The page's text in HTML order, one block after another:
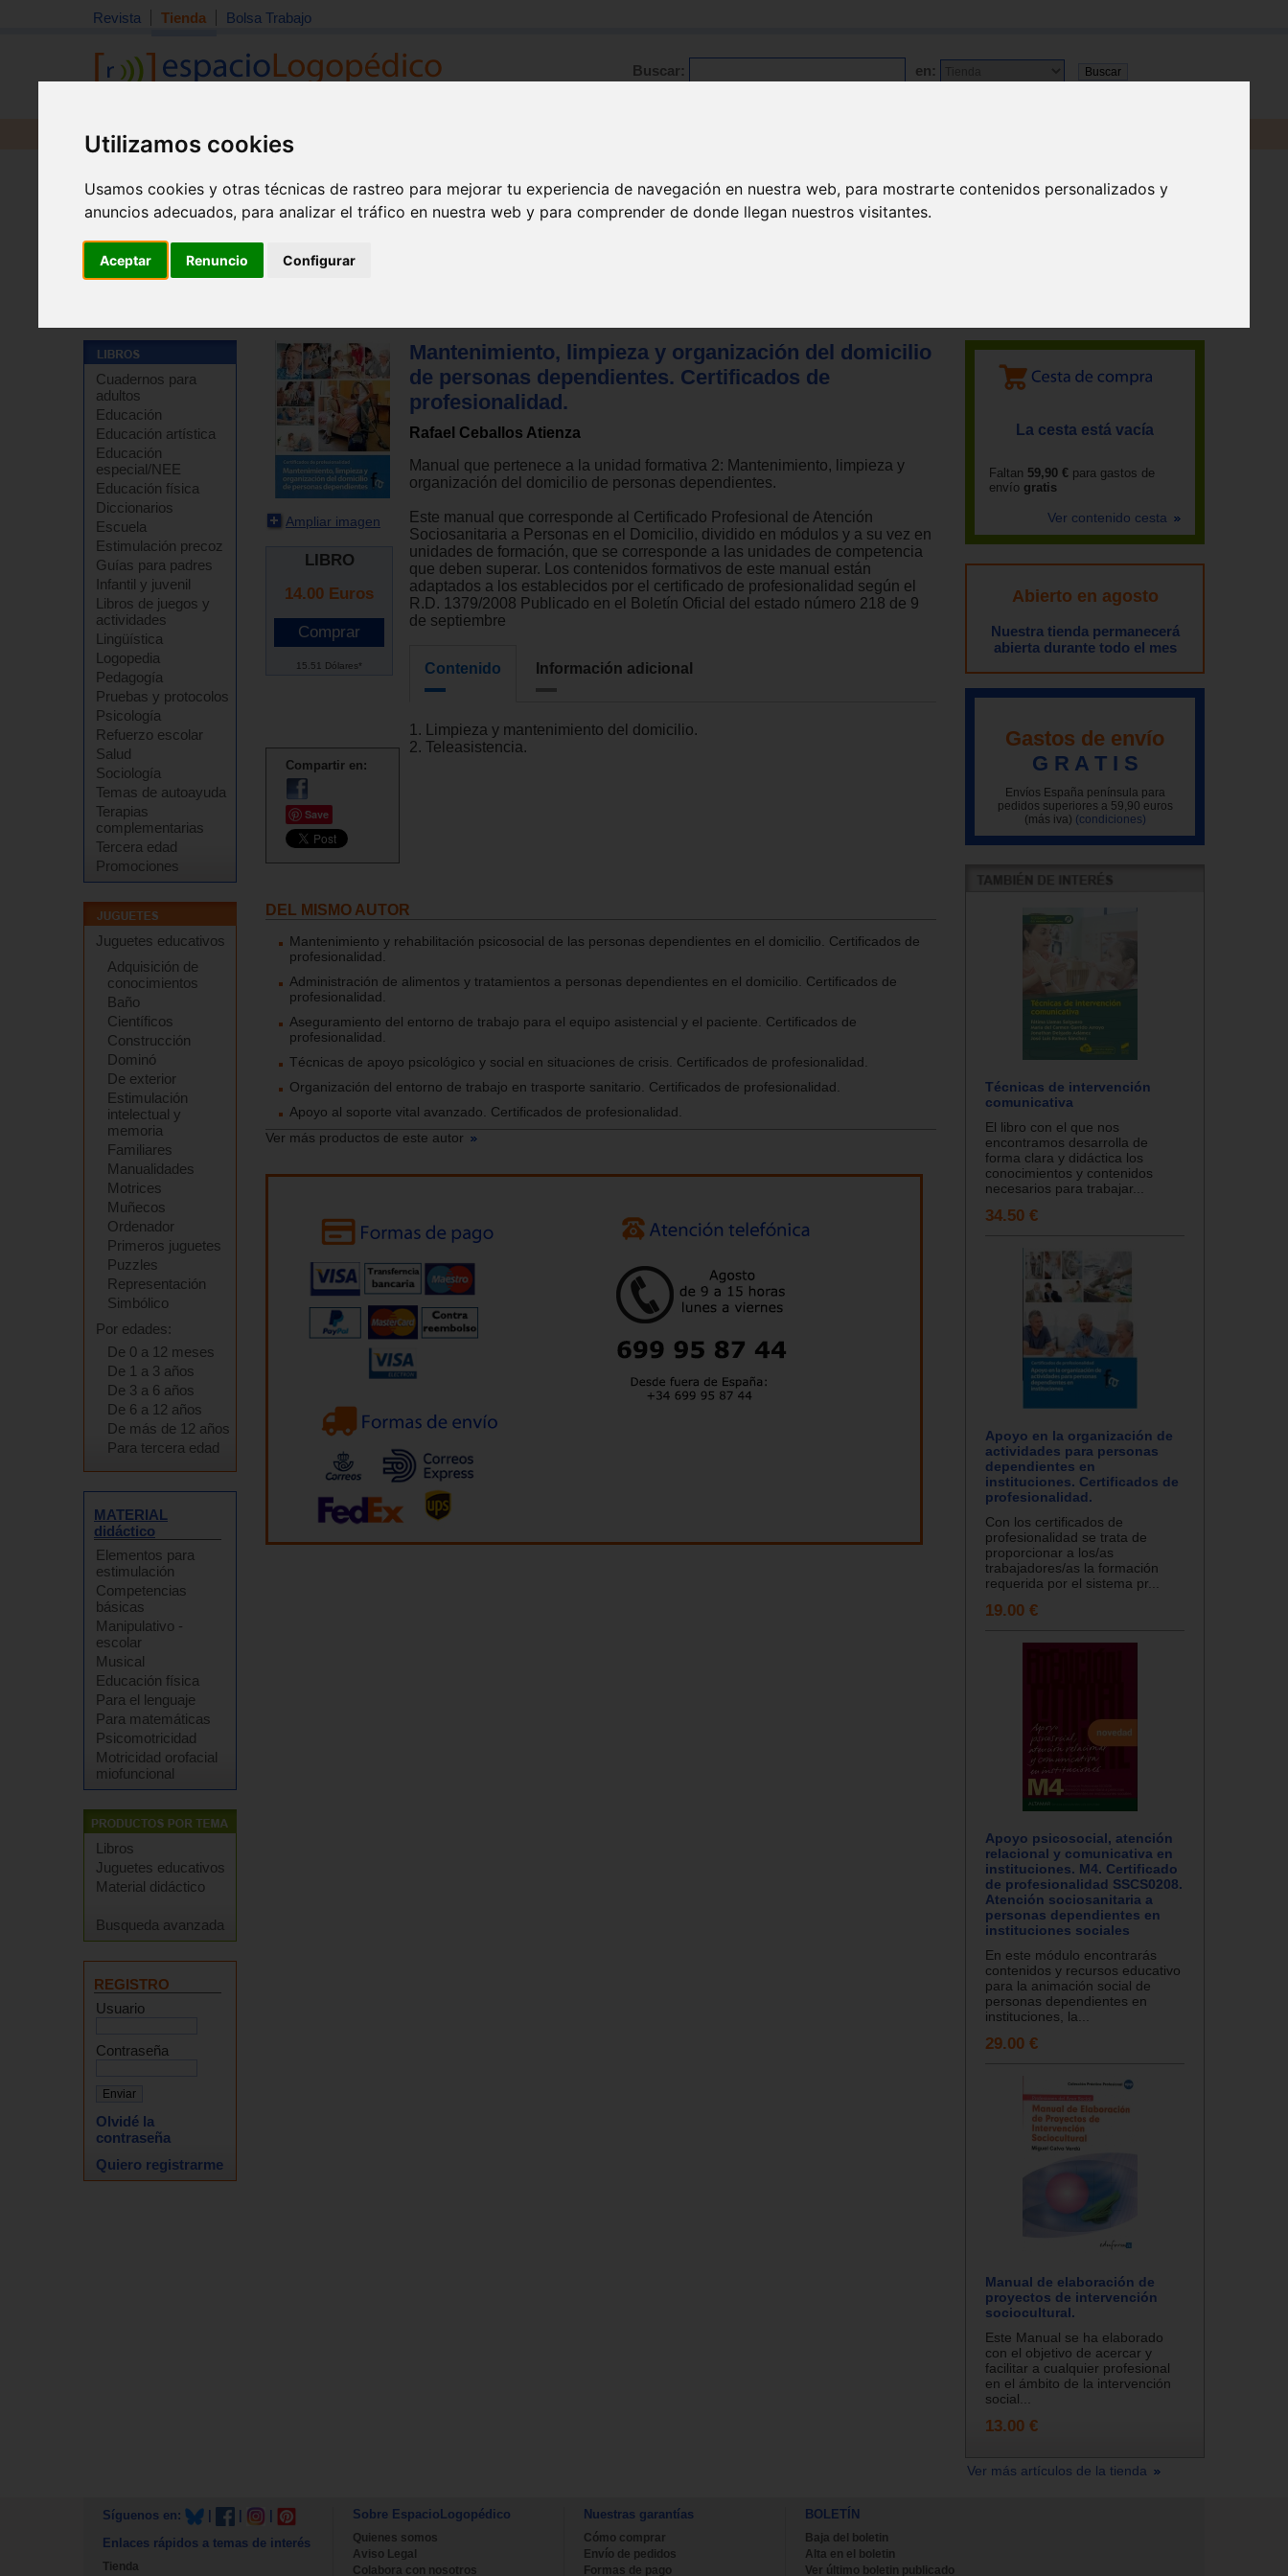
Utilizamos cookies
Usamos cookies y otras técnicas de rastreo para mejorar tu experiencia de navegación en nuestra web, para mostrarte contenidos personalizados y
anuncios adecuados, para analizar el tráfico en nuestra web y para comprender de donde llegan nuestros visitantes.
Aceptar Renuncio Configurar
Revista Tienda Bolsa Trabajo
Buscar: en:
Revista Libros Material
Cuadernos para
adultos
Educación
Educación artística
Educación
especial/NEE
Educación física
Diccionarios
Escuela
Estimulación precoz
Guías para padres
Infantil y juvenil
Libros de juegos y
actividades
Lingüística
Logopedia
Pedagogía
Pruebas y protocolos
Psicología
Refuerzo escolar
Salud
Sociología
Temas de autoayuda
Terapias
complementarias
Tercera edad
Promociones
Juguetes educativos
Adquisición de
conocimientos
Baño
Científicos
Construcción
Dominó
De exterior
Estimulación
intelectual y
memoria
Familiares
Manualidades
Motrices
Muñecos
Ordenador
Primeros juguetes
Puzzles
Representación
Simbólico
Por edades:
De 0 a 12 meses
De 1 a 3 años
De 3 a 6 años
De 6 a 12 años
De más de 12 años
Para tercera edad
MATERIAL
didáctico
Elementos para
estimulación
Competencias
básicas
Manipulativo -
escolar
Musical
Educación física
Para el lenguaje
Para matemáticas
Psicomotricidad
Motricidad orofacial
miofuncional
Libros
Juguetes educativos
Material didáctico
Busqueda avanzada
REGISTRO
Usuario
Contraseña
Olvidé la
contraseña
Quiero registrarme
Ampliar imagen
LIBRO
14.00 Euros
15.51 Dólares*
Compartir en:
Save
Mantenimiento, limpieza y organización del domicilio
de personas dependientes. Certificados de
profesionalidad.
Rafael Ceballos Atienza
Manual que pertenece a la unidad formativa 2: Mantenimiento, limpieza y
organización del domicilio de personas dependientes.
Este manual que corresponde al Certificado Profesional de Atención
Sociosanitaria a Personas en el Domicilio, dividido en módulos y a su vez en
unidades de formación, que se corresponde a las unidades de competencia
que deben superar. Los contenidos formativos de este manual están
adaptados a los establecidos por el certificado de profesionalidad según el
R.D. 1379/2008 Publicado en el Boletín Oficial del estado número 218 de 9
de septiembre
Contenido Información adicional
1. Limpieza y mantenimiento del domicilio.
2. Teleasistencia.
DEL MISMO AUTOR
Mantenimiento y rehabilitación psicosocial de las personas dependientes en el domicilio. Certificados de
profesionalidad.
Administración de alimentos y tratamientos a personas dependientes en el domicilio. Certificados de
profesionalidad.
Aseguramiento del entorno de trabajo para el equipo asistencial y el paciente. Certificados de
profesionalidad.
Técnicas de apoyo psicológico y social en situaciones de crisis. Certificados de profesionalidad.
Organización del entorno de trabajo en trasporte sanitario. Certificados de profesionalidad.
Apoyo al soporte vital avanzado. Certificados de profesionalidad.
Ver más productos de este autor
La cesta está vacía
Faltan 59,90 € para gastos de
envío gratis
Ver contenido cesta
Abierto en agosto
Nuestra tienda permanecerá
abierta durante todo el mes
Gastos de envío
G R A T I S
Envíos España península para
pedidos superiores a 59,90 euros
(más iva) (condiciones)
Técnicas de intervención
comunicativa
El libro con el que nos
encontramos desarrolla de
forma clara y didáctica los
conocimientos y contenidos
necesarios para trabajar...
34.50 €
Apoyo en la organización de
actividades para personas
dependientes en
instituciones. Certificados de
profesionalidad.
Con los certificados de
profesionalidad se trata de
proporcionar a los/as
trabajadores/as la formación
requerida por el sistema pr...
19.00 €
Apoyo psicosocial, atención
relacional y comunicativa en
instituciones. M4. Certificado
de profesionalidad SSCS0208.
Atención sociosanitaria a
personas dependientes en
instituciones sociales
En este módulo encontrarás
contenidos y recursos educativo
para la animación social de
personas dependientes en
instituciones, la...
29.00 €
Manual de elaboración de
proyectos de intervención
sociocultural.
Este Manual se ha elaborado
con el objetivo de acercar y
facilitar a cualquier profesional
en el ámbito de la intervención
social...
13.00 €
Ver más artículos de la tienda
Síguenos en:
Enlaces rápidos a temas de interés
Tienda
Sobre EspacioLogopédico
Quienes somos
Aviso Legal
Colabora con nosotros
Nuestras garantías
Cómo comprar
Envío de pedidos
Formas de pago
BOLETÍN
Baja del boletin
Alta en el boletin
Ver último boletin publicado